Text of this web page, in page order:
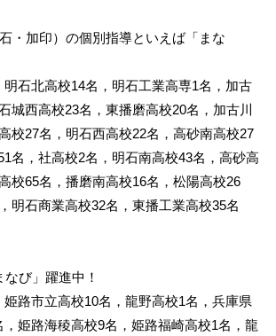
・加印）の個別指導といえば「まな
明石北高校14名，明石工業高専1名，加古
城西高校23名，東播磨高校20名，加古川
校27名，明石西高校22名，高砂南高校27
名，社高校2名，明石南高校43名，高砂高
校65名，播磨南高校16名，松陽高校26
明石商業高校32名，東播工業高校35名
び」躍進中！
路市立高校10名，龍野高校1名，兵庫県
姫路海稜高校9名，姫路福崎高校1名，龍